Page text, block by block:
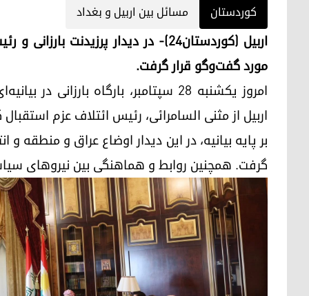
کوردستان مسائل بین اربیل و بغداد
اربیل (کوردستان٢٤)- در دیدار
مورد گفت‌وگو قرار گرفت.
امروز یکشنبه ۲۸ سپتامبر، بارگاه
اربیل از مثنی السامرائی، رئیس ائتلاف عزم
بر پایه بیانیه، در این دیدار اوضاع عراق و منطقه
گرفت. همچنین روابط و هماهنگی بین نیروهای